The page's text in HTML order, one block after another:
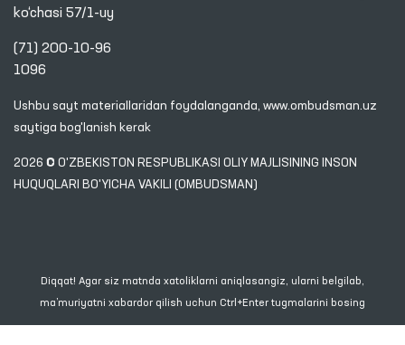
ko‘chasi 57/1-uy
(71) 200-10-96
1096
Ushbu sayt materiallaridan foydalanganda, www.ombudsman.uz
saytiga bog'lanish kerak
2026 © O'ZBEKISTON RESPUBLIKASI OLIY MAJLISINING INSON
HUQUQLARI BO'YICHA VAKILI (OMBUDSMAN)
Diqqat! Agar siz matnda xatoliklarni aniqlasangiz, ularni belgilab,
ma’muriyatni xabardor qilish uchun Ctrl+Enter tugmalarini bosing